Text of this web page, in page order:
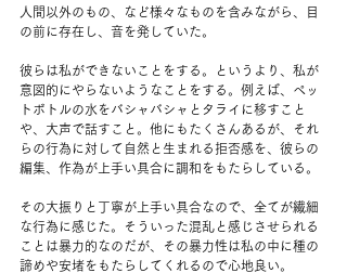
人間以外のもの、など様々なものを含みながら、目
の前に存在し、音を発していた。
彼らは私ができないことをする。というより、私が
意図的にやらないようなことをする。例えば、ペッ
トボトルの水をバシャバシャとタライに移すこと
や、大声で話すこと。他にもたくさんあるが、それ
らの行為に対して自然と生まれる拒否感を、彼らの
編集、作為が上手い具合に調和をもたらしている。
その大振りと丁寧が上手い具合なので、全てが繊細
な行為に感じた。そういった混乱と感じさせられる
ことは暴力的なのだが、その暴力性は私の中に種の
諦めや安堵をもたらしてくれるので心地良い。